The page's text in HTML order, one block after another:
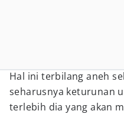
Hal ini terbilang aneh
seharusnya keturunan
terlebih dia yang akan